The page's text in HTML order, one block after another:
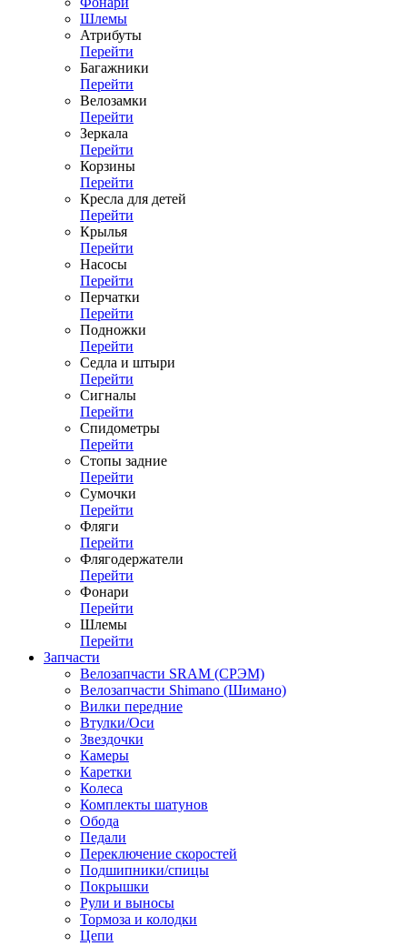
Шлемы
Атрибуты
Перейти
Багажники
Перейти
Велозамки
Перейти
Зеркала
Перейти
Корзины
Перейти
Кресла для детей
Перейти
Крылья
Перейти
Насосы
Перейти
Перчатки
Перейти
Подножки
Перейти
Седла и штыри
Перейти
Сигналы
Перейти
Спидометры
Перейти
Стопы задние
Перейти
Сумочки
Перейти
Фляги
Перейти
Флягодержатели
Перейти
Фонари
Перейти
Шлемы
Перейти
Запчасти
Велозапчасти SRAM (СРЭМ)
Велозапчасти Shimano (Шимано)
Вилки передние
Втулки/Оси
Звездочки
Камеры
Каретки
Колеса
Комплекты шатунов
Обода
Педали
Переключение скоростей
Подшипники/спицы
Покрышки
Рули и выносы
Тормоза и колодки
Цепи